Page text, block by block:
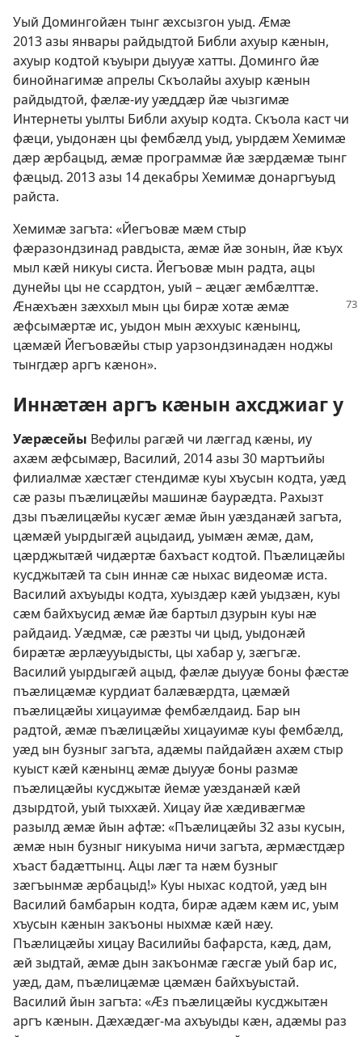
Уый Домингойӕн тынг ӕхсызгон уыд. Ӕмӕ
2013 азы январы райдыдтой Библи ахуыр кӕнын,
ахуыр кодтой къуыри дыууӕ хатты. Доминго йӕ
бинойнагимӕ апрелы Скъолайы ахуыр кӕнын
райдыдтой, фӕлӕ-иу уӕддӕр йӕ чызгимӕ
Интернеты уылты Библи ахуыр кодта. Скъола каст чи
фӕци, уыдонӕн цы фембӕлд уыд, уырдӕм Хемимӕ
дӕр ӕрбацыд, ӕмӕ программӕ йӕ зӕрдӕмӕ тынг
фӕцыд. 2013 азы 14 декабры Хемимӕ донаргъуыд
райста.
Хемимӕ загъта: «Йегъовӕ мӕм стыр
фӕразондзинад равдыста, ӕмӕ йӕ зонын, йӕ къух
мыл кӕй никуы систа. Йегъовӕ мын радта, ацы
дунейы цы не ссардтон, уый – ӕцӕг ӕмбӕлттӕ.
Ӕнӕхъӕн зӕххыл мын цы бирӕ хотӕ ӕмӕ
ӕфсымӕртӕ ис, уыдон мын ӕххуыс кӕнынц,
цӕмӕй Йегъовӕйы стыр уарзондзинадӕн ноджы
тынгдӕр аргъ кӕнон».
Иннӕтӕн аргъ кӕнын ахсджиаг у
Уӕрӕсейы Вефилы рагӕй чи лӕггад кӕны, иу
ахӕм ӕфсымӕр, Василий, 2014 азы 30 мартъийы
филиалмӕ хӕстӕг стендимӕ куы хъусын кодта, уӕд
сӕ разы пъӕлицӕйы машинӕ баурӕдта. Рахызт
дзы пъӕлицӕйы кусӕг ӕмӕ йын уӕзданӕй загъта,
цӕмӕй уырдыгӕй ацыдаид, уымӕн ӕмӕ, дам,
цӕрджытӕй чидӕртӕ бахъаст кодтой. Пъӕлицӕйы
кусджытӕй та сын иннӕ сӕ ныхас видеомӕ иста.
Василий ахъуыды кодта, хуыздӕр кӕй уыдзӕн, куы
сӕм байхъусид ӕмӕ йӕ бартыл дзурын куы нӕ
райдаид. Уӕдмӕ, сӕ рӕзты чи цыд, уыдонӕй
бирӕтӕ ӕрлӕууыдысты, цы хабар у, зӕгъгӕ.
Василий уырдыгӕй ацыд, фӕлӕ дыууӕ боны фӕстӕ
пъӕлицӕмӕ курдиат балӕвӕрдта, цӕмӕй
пъӕлицӕйы хицауимӕ фембӕлдаид. Бар ын
радтой, ӕмӕ пъӕлицӕйы хицауимӕ куы фембӕлд,
уӕд ын бузныг загъта, адӕмы пайдайӕн ахӕм стыр
куыст кӕй кӕнынц ӕмӕ дыууӕ боны размӕ
пъӕлицӕйы кусджытӕ йемӕ уӕзданӕй кӕй
дзырдтой, уый тыххӕй. Хицау йӕ хӕдивӕгмӕ
разылд ӕмӕ йын афтӕ: «Пъӕлицӕйы 32 азы кусын,
ӕмӕ нын бузныг никуыма ничи загъта, ӕрмӕстдӕр
хъаст бадӕттынц. Ацы лӕг та нӕм бузныг
зӕгъынмӕ ӕрбацыд!» Куы ныхас кодтой, уӕд ын
Василий бамбарын кодта, бирӕ адӕм кӕм ис, уым
хъусын кӕнын закъоны ныхмӕ кӕй нӕу.
Пъӕлицӕйы хицау Василийы бафарста, кӕд, дам,
ӕй зыдтай, ӕмӕ дын закъонмӕ гӕсгӕ уый бар ис,
уӕд, дам, пъӕлицӕмӕ цӕмӕн байхъуыстай.
Василий йын загъта: «Ӕз пъӕлицӕйы кусджытӕн
аргъ кӕнын. Дӕхӕдӕг-ма ахъуыды кӕн, адӕмы раз